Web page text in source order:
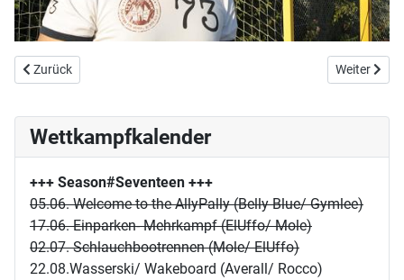
Vorheriger Beitrag: Showdown Laufbiathlon
Zurück Nächster
Weiter
Wettkampfkalender
+++ Season#Seventeen +++
05.06. Welcome to the AllyPally (Belly Blue/ Gymlee)
17.06. Einparken- Mehrkampf (ElUffo/ Mole)
02.07. Schlauchbootrennen (Mole/ ElUffo)
22.08.Wasserski/ Wakeboard (Averall/ Rocco)